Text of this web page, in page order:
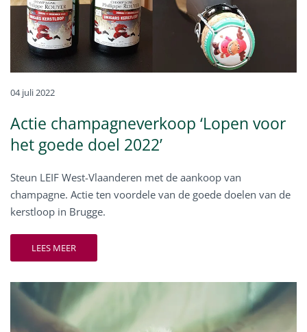
04 juli 2022
Actie champagneverkoop ‘Lopen voor
het goede doel 2022’
Steun LEIF West-Vlaanderen met de aankoop van
champagne. Actie ten voordele van de goede doelen van de
kerstloop in Brugge.
LEES MEER